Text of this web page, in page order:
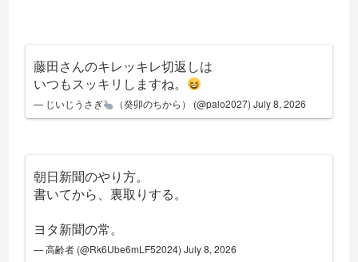
藤田さんのキレッキレ切返しは
いつもスッキリしますね。
— じいじうさぎ （癸卯のちから） (@palo2027) July 8, 2026
朝日新聞のやり方。
書いてから、裏取りする。
ヨタ新聞の常。
— 高齢者 (@Rk6Ube6mLF52024)July 8, 2026